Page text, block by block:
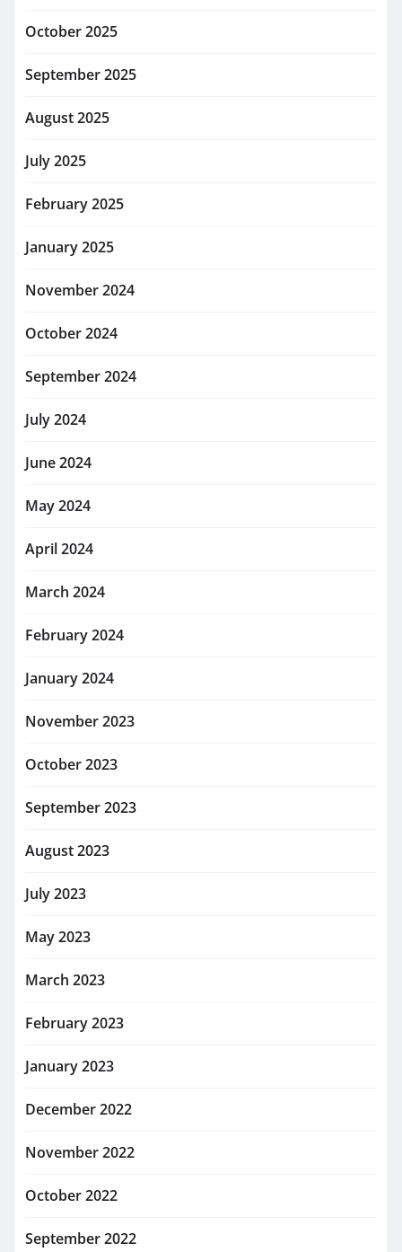
October 2025
September 2025
August 2025
July 2025
February 2025
January 2025
November 2024
October 2024
September 2024
July 2024
June 2024
May 2024
April 2024
March 2024
February 2024
January 2024
November 2023
October 2023
September 2023
August 2023
July 2023
May 2023
March 2023
February 2023
January 2023
December 2022
November 2022
October 2022
September 2022